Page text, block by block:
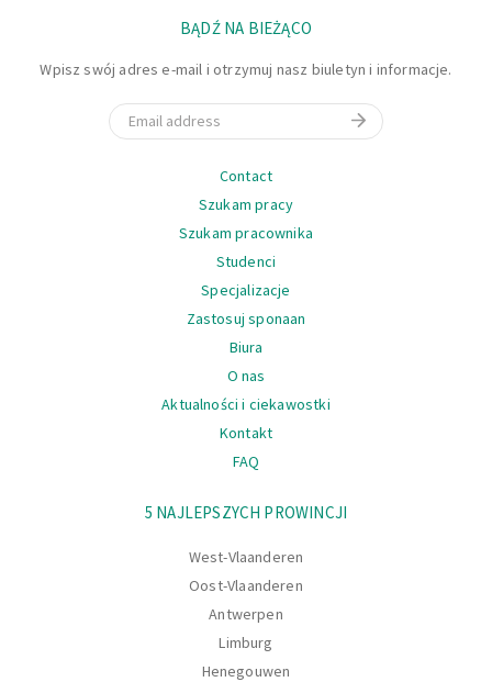
BĄDŹ NA BIEŻĄCO
Wpisz swój adres e-mail i otrzymuj nasz biuletyn i informacje.
Email
Contact
Szukam pracy
Szukam pracownika
Studenci
Specjalizacje
Zastosuj sponaan
Biura
O nas
Aktualności i ciekawostki
Kontakt
FAQ
5 NAJLEPSZYCH PROWINCJI
West-Vlaanderen
Oost-Vlaanderen
Antwerpen
Limburg
Henegouwen